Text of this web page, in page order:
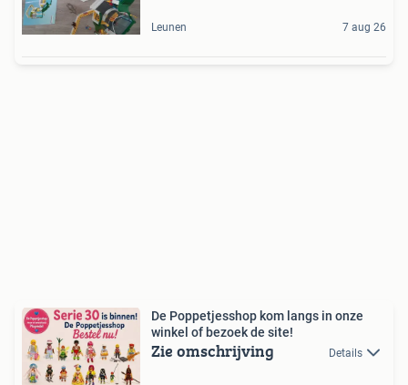
Leunen 7 aug 26
De Poppetjesshop kom langs in onze
winkel of bezoek de site!
Zie omschrijving Details